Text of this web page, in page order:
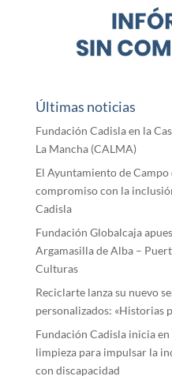
Últimas noticias
Fundación Cadisla en la
La Mancha (CALMA)
El Ayuntamiento de
compromiso con la
Cadisla
Fundación Globalcaja
Argamasilla de Alba –
Culturas
Reciclarte lanza su nuevo
personalizados: «Historias
Fundación Cadisla inicia
limpieza para impulsar la
con discapacidad